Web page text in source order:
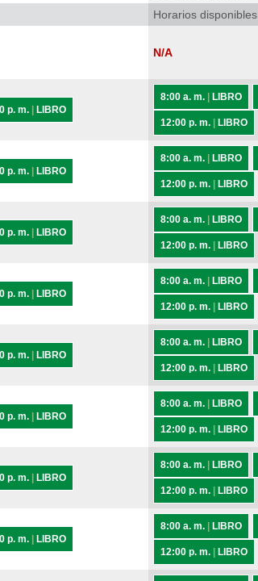
Horarios disponibles
N/A
p. m. LIBRO
8:00 a. m. LIBRO
12:00 p. m. LIBRO
p. m. LIBRO
8:00 a. m. LIBRO
12:00 p. m. LIBRO
p. m. LIBRO
8:00 a. m. LIBRO
12:00 p. m. LIBRO
p. m. LIBRO
8:00 a. m. LIBRO
12:00 p. m. LIBRO
p. m. LIBRO
8:00 a. m. LIBRO
12:00 p. m. LIBRO
p. m. LIBRO
8:00 a. m. LIBRO
12:00 p. m. LIBRO
p. m. LIBRO
8:00 a. m. LIBRO
12:00 p. m. LIBRO
p. m. LIBRO
8:00 a. m. LIBRO
12:00 p. m. LIBRO